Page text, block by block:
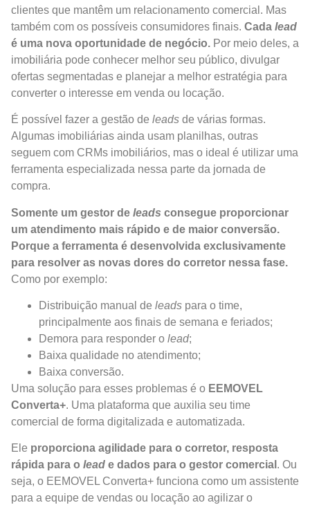
clientes que mantêm um relacionamento comercial. Mas
também com os possíveis consumidores finais. Cada lead
é uma nova oportunidade de negócio. Por meio deles, a
imobiliária pode conhecer melhor seu público, divulgar
ofertas segmentadas e planejar a melhor estratégia para
converter o interesse em venda ou locação.
É possível fazer a gestão de leads de várias formas.
Algumas imobiliárias ainda usam planilhas, outras
seguem com CRMs imobiliários, mas o ideal é utilizar uma
ferramenta especializada nessa parte da jornada de
compra.
Somente um gestor de leads consegue proporcionar
um atendimento mais rápido e de maior conversão.
Porque a ferramenta é desenvolvida exclusivamente
para resolver as novas dores do corretor nessa fase.
Como por exemplo:
Distribuição manual de leads para o time,
principalmente aos finais de semana e feriados;
Demora para responder o lead;
Baixa qualidade no atendimento;
Baixa conversão.
Uma solução para esses problemas é o EEMOVEL
Converta+. Uma plataforma que auxilia seu time
comercial de forma digitalizada e automatizada.
Ele proporciona agilidade para o corretor, resposta
rápida para o lead e dados para o gestor comercial . Ou
seja, o EEMOVEL Converta+ funciona como um assistente
para a equipe de vendas ou locação ao agilizar o